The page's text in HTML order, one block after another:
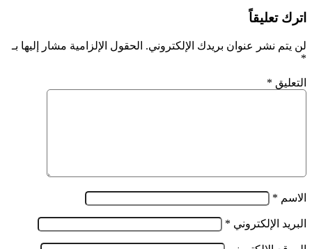
اترك تعليقاً
لن يتم نشر عنوان بريدك الإلكتروني. الحقول الإلزامية مشار إليها بـ
*
التعليق *
الاسم *
البريد الإلكتروني *